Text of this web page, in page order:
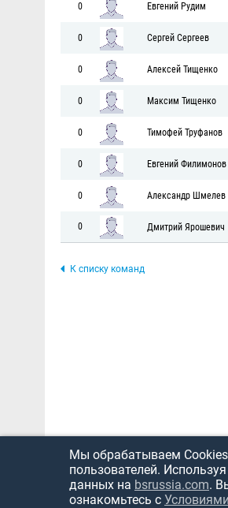
0 Евгений Рудим
0 Сергей Сергеев
0 Алексей Тищенко
0 Максим Тищенко
0 Тимофей Труфанов
0 Евгений Филимонов
0 Александр Шмелев
0 Дмитрий Ярошевич
К списку команд
Мы обрабатываем Cookies
пользователей.
данных на bsrussia.com.
ознакомьтесь с